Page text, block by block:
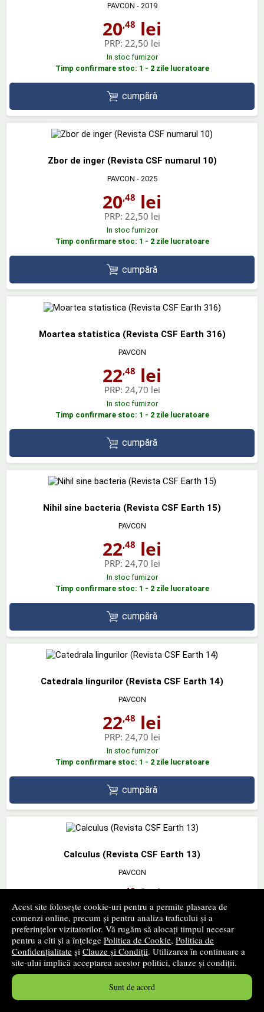
Acest site folosește cookie-uri pentru a permite plasarea de
comenzi online, precum și pentru analiza traficului și a
preferințelor vizitatorilor. Vă rugăm să alocați timpul necesar
pentru a citi și a înțelege Politica de Cookie, Politica de
Confidențialitate și Clauze și Condiții. Utilizarea în continuare a
site-ului implică acceptarea acestor politici, clauze și condiții.
Sunt de acord
PAVCON - 2019
20,48 lei
PRP: 22,50 lei
In stoc furnizor
Timp confirmare stoc: 1 - 2 zile lucratoare
cumpără
Zbor de inger (Revista CSF numarul 10)
PAVCON - 2025
20,48 lei
PRP: 22,50 lei
In stoc furnizor
Timp confirmare stoc: 1 - 2 zile lucratoare
cumpără
Moartea statistica (Revista CSF Earth 316)
PAVCON
22,48 lei
PRP: 24,70 lei
In stoc furnizor
Timp confirmare stoc: 1 - 2 zile lucratoare
cumpără
Nihil sine bacteria (Revista CSF Earth 15)
PAVCON
22,48 lei
PRP: 24,70 lei
In stoc furnizor
Timp confirmare stoc: 1 - 2 zile lucratoare
cumpără
Catedrala lingurilor (Revista CSF Earth 14)
PAVCON
22,48 lei
PRP: 24,70 lei
In stoc furnizor
Timp confirmare stoc: 1 - 2 zile lucratoare
cumpără
Calculus (Revista CSF Earth 13)
PAVCON
22,48lei
PRP:24,70 lei
In stoc furnizor
Timp confirmare stoc: 1 - 2 zile lucratoare
cumpără